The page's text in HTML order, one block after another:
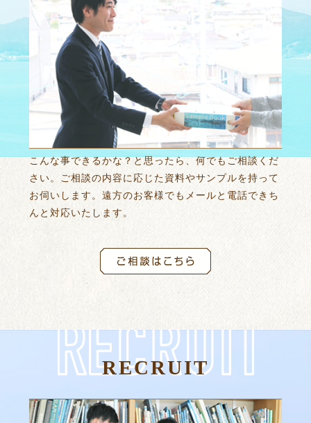
こんな事できるかな？と思ったら、何でもご相談くだ
さい。ご相談の内容に応じた資料やサンプルを持って
お伺いします。遠方のお客様でもメールと電話できち
んと対応いたします。
RECRUIT